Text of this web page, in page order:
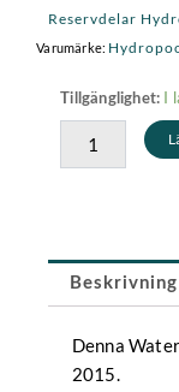
Reservdelar
Varumärke:
Tillgänglighet: I
Power
Jet
Twister
Threaded
Beskrivning
Denna
2015.